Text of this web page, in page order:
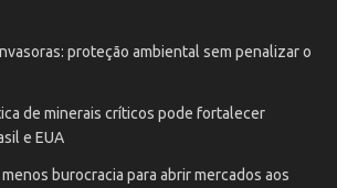
proteção ambiental sem penalizar o
de minerais críticos pode fortalecer
e EUA
burocracia para abrir mercados aos